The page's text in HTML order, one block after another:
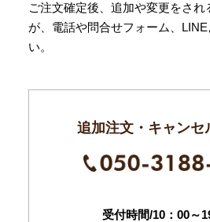
ご注文確定後、追加や変更をされ
が、電話や問合せフォーム、
い。
追加注文・キャンセ
受付時間/10：00～